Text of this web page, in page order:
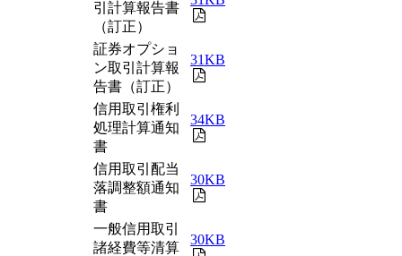
引計算報告書
（訂正）
証券オプショ
ン取引計算報
告書（訂正）
31KB
信用取引権利
処理計算通知
書
34KB
信用取引配当
落調整額通知
書
30KB
一般信用取引
諸経費等清算
30KB